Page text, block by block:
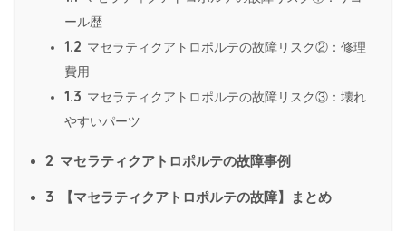
ール歴
1.2 マセラティクアトロポルテの故障リスク②：修理
費用
1.3 マセラティクアトロポルテの故障リスク③：壊れ
やすいパーツ
2 マセラティクアトロポルテの故障事例
3 【マセラティクアトロポルテの故障】まとめ